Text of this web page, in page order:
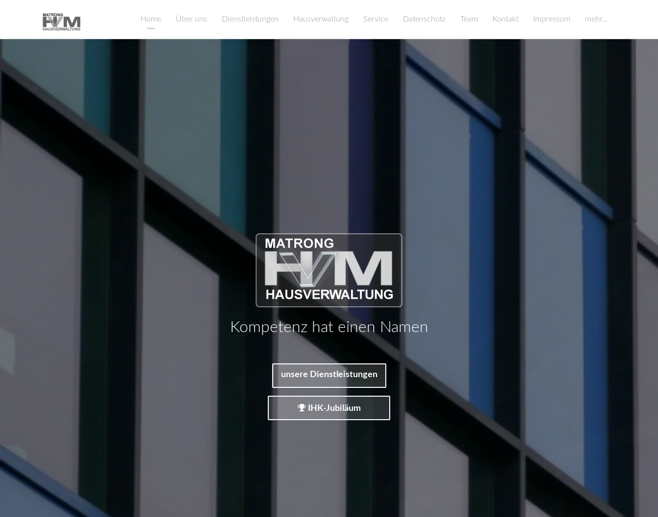
Home Über uns Dienstleistungen Hausverwaltung Service Datenschutz Team Kontakt Impressum mehr…
Service an erster Stelle
unsere Dienstleistungen
IHK-Jubiläum